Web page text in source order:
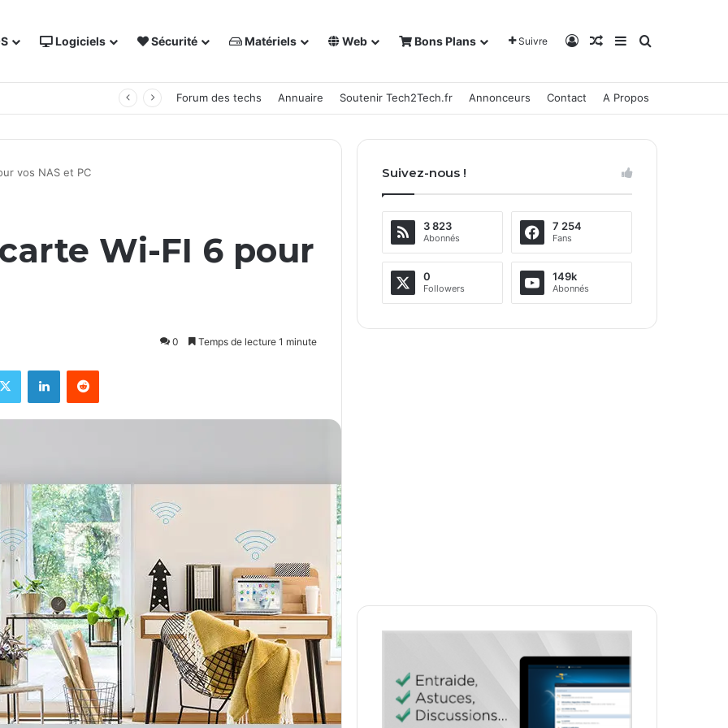
Logiciels Sécurité Matériels Web Bons Plans Suivre Connexion
Article Aléatoire
Sidebar (barre
Rechercher
Forum des techs Annuaire Soutenir Tech2Tech.fr Annonceurs Contact A Propos
vos NAS et PC
Wi-FI 6 pour
0 Temps de lecture 1 minute
X LinkedinReddit
Suivez-nous !
3 823
Abonnés
7 254
Fans
0
Followers
149k
Abonnés